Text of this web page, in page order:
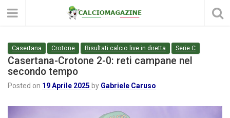
Casertana Crotone Risultati calcio live in diretta Serie C
Casertana-Crotone 2-0: reti campane nel
secondo tempo
Posted on 19 Aprile 2025 by Gabriele Caruso